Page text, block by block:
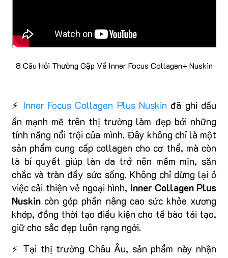
8 Câu Hỏi Thường Gặp Về Inner Focus Collagen+ Nuskin
⚡ Inner Focus Collagen Plus Nuskin đã ghi dấu
ấn mạnh mẽ trên thị trường làm đẹp bởi những
tính năng nổi trội của mình. Đây không chỉ là một
sản phẩm cung cấp collagen cho cơ thể, mà còn
là bí quyết giúp làn da trở nên mềm mịn, săn
chắc và tràn đầy sức sống. Không chỉ dừng lại ở
việc cải thiện vẻ ngoại hình, Inner Collagen Plus
Nuskin còn góp phần nâng cao sức khỏe xương
khớp, đồng thời tạo điều kiện cho tế bào tái tạo,
giữ cho sắc đẹp luôn rạng ngời.
⚡ Tại thị trường Châu Âu, sản phẩm này nhận